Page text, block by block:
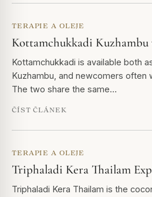
TERAPIE A OLEJE
Kottamchukkadi Kuzhambu
Kottamchukkadi is available both
Kuzhambu, and newcomers often
The two share the same…
ČÍST ČLÁNEK
TERAPIE A OLEJE
Triphaladi Kera Thailam
Triphaladi Kera Thailam is the